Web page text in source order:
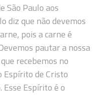
São Paulo aos
diz que não devemos
pois a carne é
pautar a nossa
recebemos no
Espírito de Cristo
Espírito é o